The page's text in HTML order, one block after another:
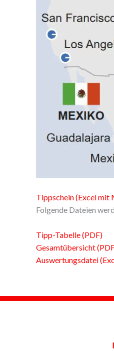
Tippschein (Excel mit
Folgende Dateien
Tipp-Tabelle (PDF)
Gesamtübersicht
Auswertungsdatei